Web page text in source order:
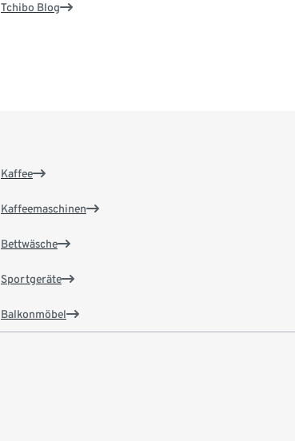
Tchibo Blog
Kaffee
Kaffeemaschinen
Bettwäsche
Sportgeräte
Balkonmöbel